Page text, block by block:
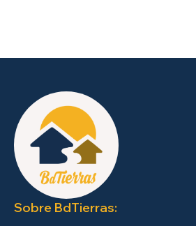
Sobre BdTierras: